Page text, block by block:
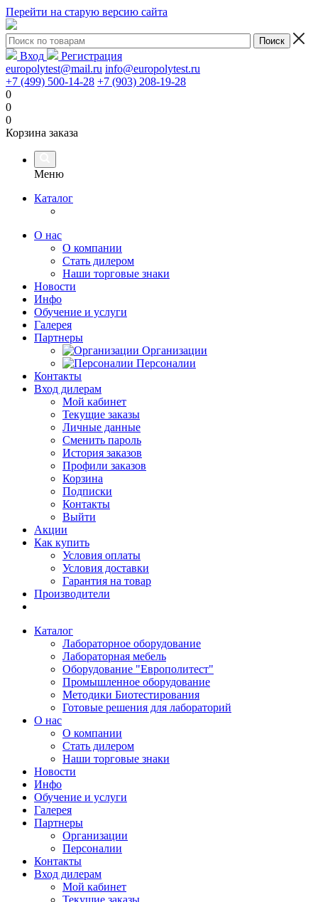
Перейти на старую версию сайта
Вход
Регистрация
europolytest@mail.ru info@europolytest.ru
+7 (499) 500-14-28 +7 (903) 208-19-28
0
0
0
Корзина заказа
Меню
Каталог
О нас
О компании
Стать дилером
Наши торговые знаки
Новости
Инфо
Обучение и услуги
Галерея
Партнеры
Организации
Персоналии
Контакты
Вход дилерам
Мой кабинет
Текущие заказы
Личные данные
Сменить пароль
История заказов
Профили заказов
Корзина
Подписки
Контакты
Выйти
Акции
Как купить
Условия оплаты
Условия доставки
Гарантия на товар
Производители
Каталог
Лабораторное оборудование
Лабораторная мебель
Оборудование "Европолитест"
Промышленное оборудование
Методики Биотестирования
Готовые решения для лабораторий
О нас
О компании
Стать дилером
Наши торговые знаки
Новости
Инфо
Обучение и услуги
Галерея
Партнеры
Организации
Персоналии
Контакты
Вход дилерам
Мой кабинет
Текущие заказы